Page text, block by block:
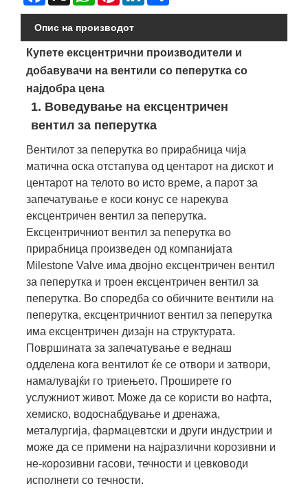
Опис на производот
Купете ексцентрични производители и
добавувачи на вентили со пеперутка со
најдобра цена
1. Воведување на ексцентричен
вентил за пеперутка
Вентилот за пеперутка во прирабница чија
матична оска отстапува од центарот на дискот и
центарот на телото во исто време, а парот за
запечатување е коси конус се нарекува
ексцентричен вентил за пеперутка.
Ексцентричниот вентил за пеперутка во
прирабница произведен од компанијата
Milestone Valve има двојно ексцентричен вентил
за пеперутка и троен ексцентричен вентил за
пеперутка. Во споредба со обичните вентили на
пеперутка, ексцентричниот вентил за пеперутка
има ексцентричен дизајн на структурата.
Површината за запечатување е веднаш
одделена кога вентилот ќе се отвори и затвори,
намалувајќи го триењето. Проширете го
услужниот живот. Може да се користи во нафта,
хемиско, водоснабдување и дренажа,
металургија, фармацевтски и други индустрии и
може да се примени на најразлични корозивни и
не-корозивни гасови, течности и цевководи
исполнети со течности.